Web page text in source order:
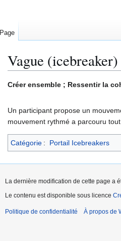
Vague (icebreaker)
Aller
la
Aller
la
Créer ensemble ; Ressentir la
Un participant propose un
mouvement rythmé a parcouru
Catégorie : Portail Icebreakers
Page
La dernière modification de cette page a
Le contenu est disponible sous licence
Politique de confidentialité À propos de